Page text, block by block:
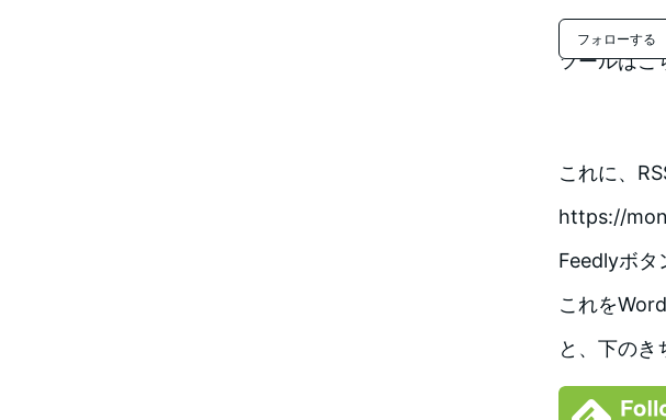
フォローする
ツールはこ
これに、
https://
Feedlyボタ
これを
と、下の